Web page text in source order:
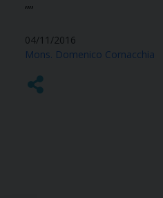
””
04/11/2016
Mons. Domenico Cornacchia